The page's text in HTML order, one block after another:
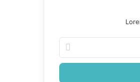
correo